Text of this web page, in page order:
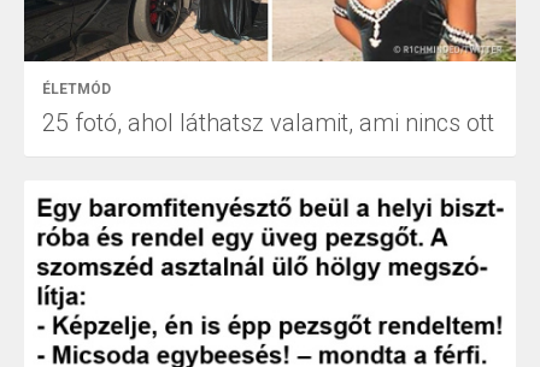
ÉLETMÓD
25 fotó, ahol láthatsz valamit, ami nincs ott